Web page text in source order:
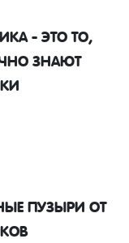
- ЭТО ТО,
ЗНАЮТ
ПУЗЫРИ ОТ